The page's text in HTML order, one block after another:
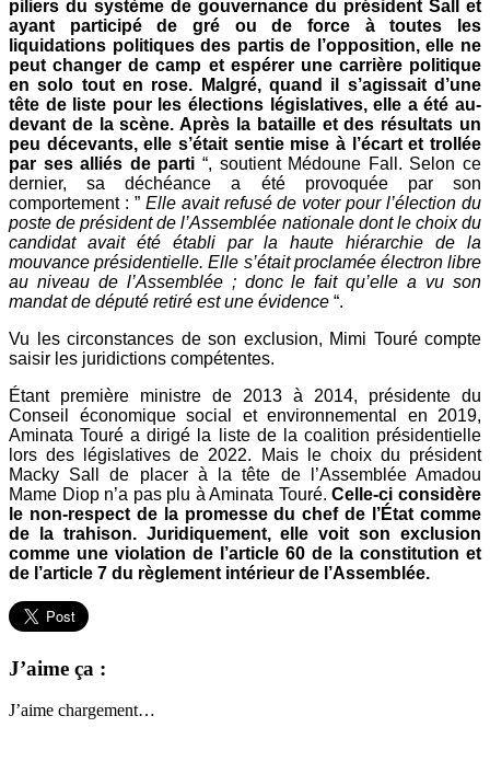
piliers du système de gouvernance du président Sall et
ayant participé de gré ou de force à toutes les
liquidations politiques des partis de l’opposition, elle ne
peut changer de camp et espérer une carrière politique
en solo tout en rose. Malgré, quand il s’agissait d’une
tête de liste pour les élections législatives, elle a été au-
devant de la scène. Après la bataille et des résultats un
peu décevants, elle s’était sentie mise à l’écart et trollée
par ses alliés de parti “, soutient Médoune Fall. Selon ce
dernier, sa déchéance a été provoquée par son
comportement : ” Elle avait refusé de voter pour l’élection du
poste de président de l’Assemblée nationale dont le choix du
candidat avait été établi par la haute hiérarchie de la
mouvance présidentielle. Elle s’était proclamée électron libre
au niveau de l’Assemblée ; donc le fait qu’elle a vu son
mandat de député retiré est une évidence “.
Vu les circonstances de son exclusion, Mimi Touré compte
saisir les juridictions compétentes.
Étant première ministre de 2013 à 2014, présidente du
Conseil économique social et environnemental en 2019,
Aminata Touré a dirigé la liste de la coalition présidentielle
lors des législatives de 2022. Mais le choix du président
Macky Sall de placer à la tête de l’Assemblée Amadou
Mame Diop n’a pas plu à Aminata Touré.Celle-ci considère
le non-respect de la promesse du chef de l’État comme
de la trahison. Juridiquement, elle voit son exclusion
comme une violation de l’article 60 de la constitution et
de l’article 7 du règlement intérieur de l’Assemblée.
J’aime ça :
J’aime chargement…